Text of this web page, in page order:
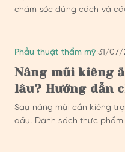
chăm sóc đúng cách và
Phẫu thuật thẩm mỹ·31/07/
Nâng mũi kiêng
lâu? Hướng dẫn
Sau nâng mũi cần kiêng
đầu. Danh sách thực